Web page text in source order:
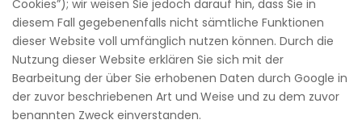
Cookies”); wir weisen Sie jedoch darauf hin, dass Sie in
diesem Fall gegebenenfalls nicht sämtliche Funktionen
dieser Website voll umfänglich nutzen können. Durch die
Nutzung dieser Website erklären Sie sich mit der
Bearbeitung der über Sie erhobenen Daten durch Google in
der zuvor beschriebenen Art und Weise und zu dem zuvor
benannten Zweck einverstanden.